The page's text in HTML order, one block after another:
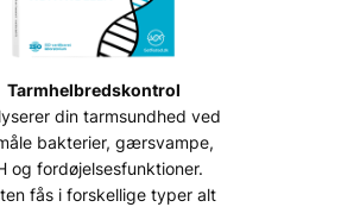
Tarmhelbredskontrol
din tarmsundhed ved
bakterier, gærsvampe,
og fordøjelsesfunktioner.
fås i forskellige typer alt